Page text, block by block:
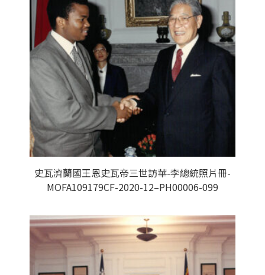
史瓦濟蘭國王恩史瓦帝三世訪華-李總統照片冊-
MOFA109179CF-2020-12–PH00006-099